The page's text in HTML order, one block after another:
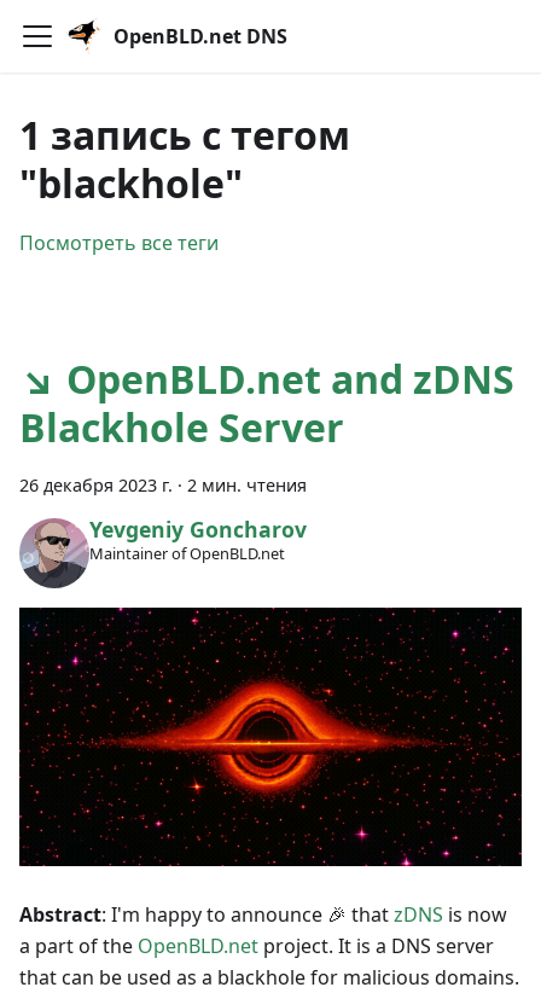
OpenBLD.net DNS
1 запись с тегом
"blackhole"
Посмотреть все теги
↘ OpenBLD.net and zDNS
Blackhole Server
26 декабря 2023 г. · 2 мин. чтения
Yevgeniy Goncharov
Maintainer of OpenBLD.net
Abstract: I'm happy to announce 🎉 thatzDNS is now
a part of the OpenBLD.net project. It is a DNS server
that can be used as a blackhole for malicious domains.